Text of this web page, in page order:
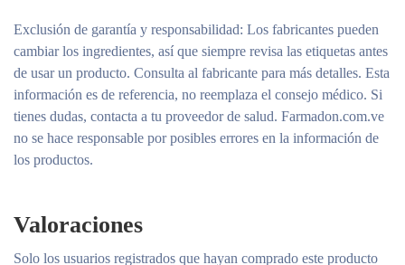
Exclusión de garantía y responsabilidad: Los fabricantes pueden
cambiar los ingredientes, así que siempre revisa las etiquetas antes
de usar un producto. Consulta al fabricante para más detalles. Esta
información es de referencia, no reemplaza el consejo médico. Si
tienes dudas, contacta a tu proveedor de salud. Farmadon.com.ve
no se hace responsable por posibles errores en la información de
los productos.
Valoraciones
Solo los usuarios registrados que hayan comprado este producto